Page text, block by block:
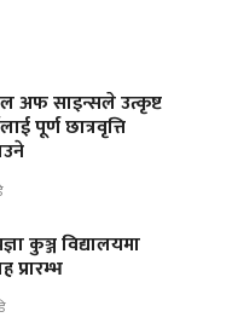
अफ साइन्सले उत्कृष्ट
पूर्ण छात्रवृत्ति
कुञ्ज विद्यालयमा
प्रारम्भ